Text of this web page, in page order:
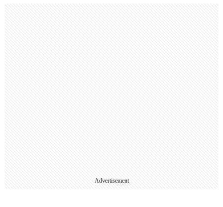
Advertisement